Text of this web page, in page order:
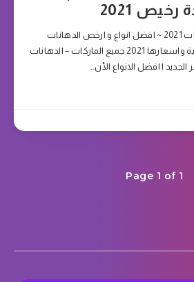
رخيص 2021
تحديث اسعار البويات 2021 ~ افضل انواع و ارخص الدهانات
البلاستيك في السعودية واسعارها 2021 جميع الماركات – الدهانات
الجديد | افضل الانواع الأن…
Page 1 of 1